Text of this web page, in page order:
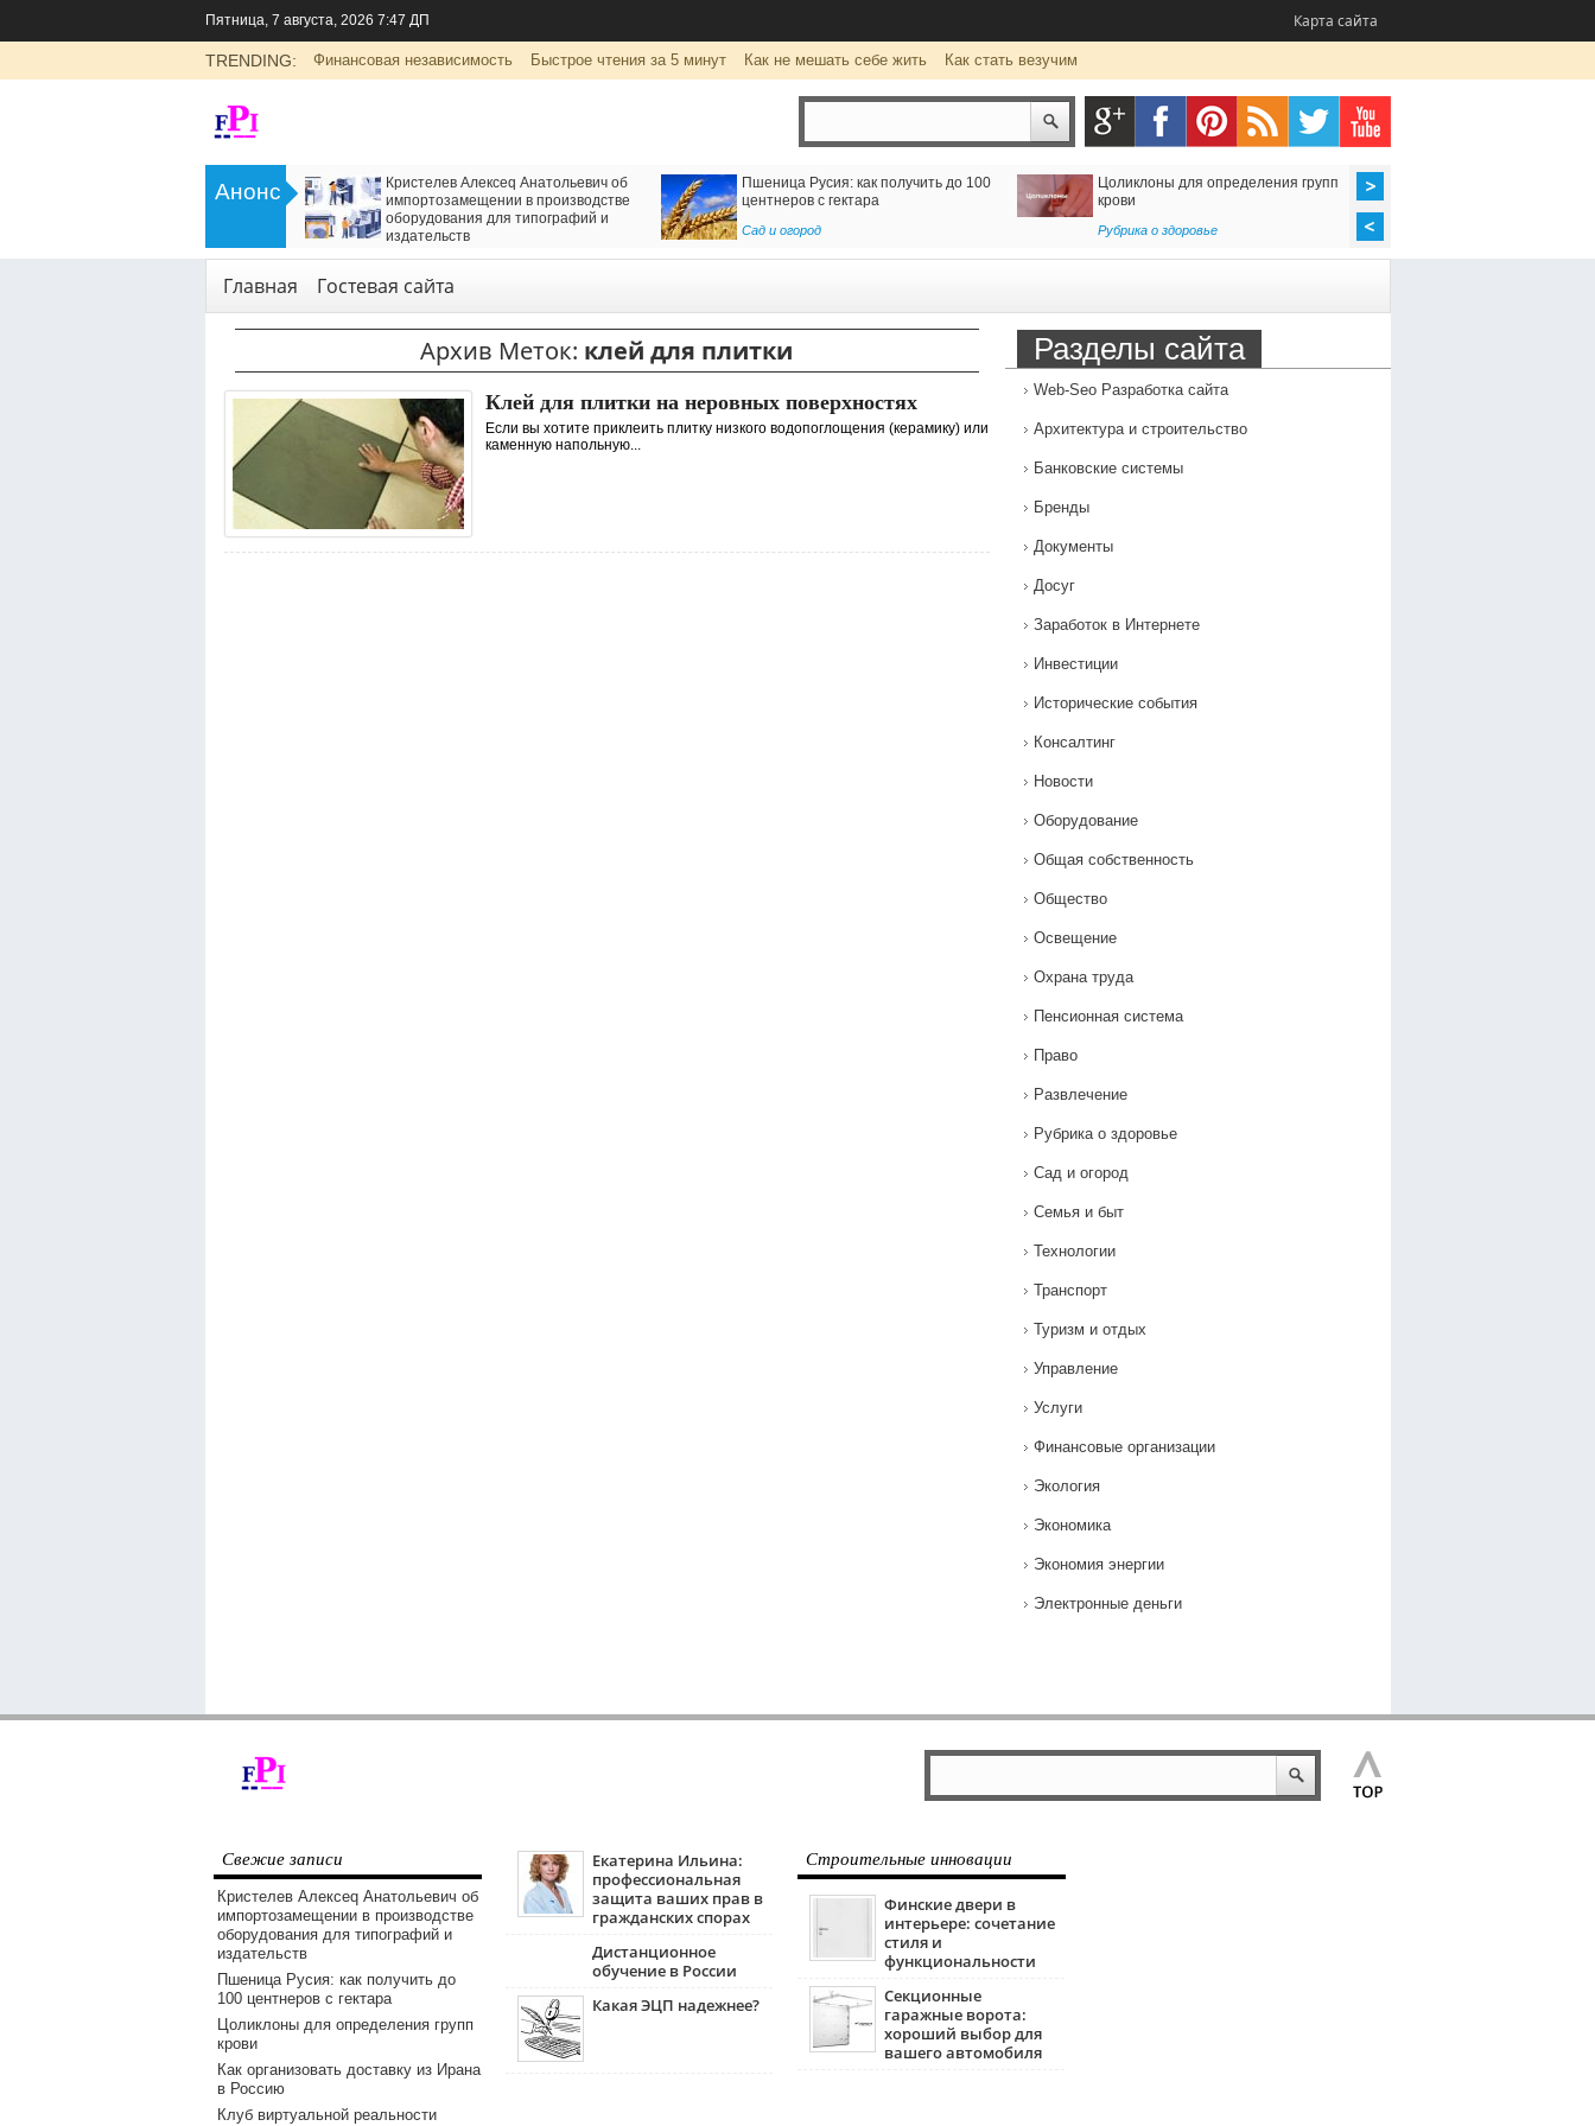
Пятница, 7 августа, 2026 7:47 ДП Карта сайта
TRENDING: Финансовая независимость Быстрое чтения за 5 минут Как не мешать себе жить Как стать везучим
Анонс
LADA Largus: универсальный
семейный автомобиль с российским
Кристелев Алексеq Анатольевич об
импортозамещении в производстве
оборудования для типографий и
издательств
Пшеница Русия: как получить до 100
центнеров с гектара
Сад и огород
Цоликлоны для определения групп
крови
Рубрика о здоровье
Главная Гостевая сайта
Архив Меток: клей для плитки
Клей для плитки на неровных поверхностях
Если вы хотите приклеить плитку низкого водопоглощения (керамику) или
каменную напольную...
Разделы сайта
Web-Seo Разработка сайта
Архитектура и строительство
Банковские системы
Бренды
Документы
Досуг
Заработок в Интернете
Инвестиции
Исторические события
Консалтинг
Новости
Оборудование
Общая собственность
Общество
Освещение
Охрана труда
Пенсионная система
Право
Развлечение
Рубрика о здоровье
Сад и огород
Семья и быт
Технологии
Транспорт
Туризм и отдых
Управление
Услуги
Финансовые организации
Экология
Экономика
Экономия энергии
Электронные деньги
Свежие записи
Кристелев Алексеq Анатольевич об
импортозамещении в производстве
оборудования для типографий и
издательств
Пшеница Русия: как получить до
100 центнеров с гектара
Цоликлоны для определения групп
крови
Как организовать доставку из Ирана
в Россию
Клуб виртуальной реальности
Екатерина Ильина:
профессиональная
защита ваших прав в
гражданских спорах
Дистанционное
обучение в России
Какая ЭЦП надежнее?
Строительные инновации
Финские двери в
интерьере: сочетание
стиля и
функциональности
Секционные
гаражные ворота:
хороший выбор для
вашего автомобиля